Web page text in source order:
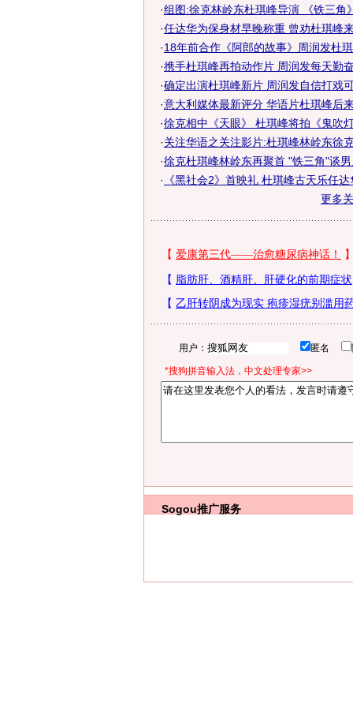
·组图:徐克林岭东杜琪峰导演 《铁三角
·任达华为保身材早晚称重 曾劝杜琪峰
·18年前合作《阿郎的故事》周润发杜
·携手杜琪峰再拍动作片 周润发每天勤
·确定出演杜琪峰新片 周润发自信打戏
·意大利媒体最新评分 华语片杜琪峰后
·徐克相中《天眼》 杜琪峰将拍《鬼吹
·关注华语之关注影片:杜琪峰林岭东徐
·徐克杜琪峰林岭东再聚首 "铁三角"谈
·
《黑社会2》首映礼 杜琪峰古天乐任
更多
用户： 匿名
*搜狗拼音输入法，中文处理专家>>
Sogou推广服务